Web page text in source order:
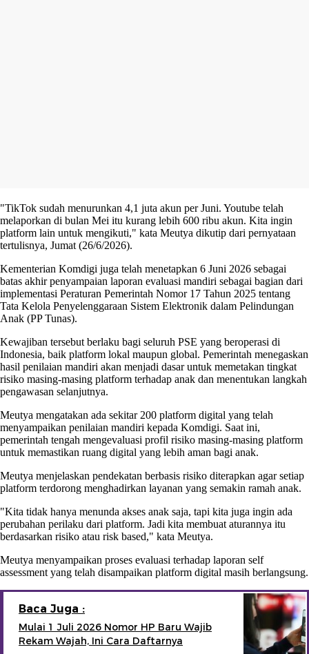
"TikTok sudah menurunkan 4,1 juta akun per Juni. Youtube telah
melaporkan di bulan Mei itu kurang lebih 600 ribu akun. Kita ingin
platform lain untuk mengikuti," kata Meutya dikutip dari pernyataan
tertulisnya, Jumat (26/6/2026).
Kementerian Komdigi juga telah menetapkan 6 Juni 2026 sebagai
batas akhir penyampaian laporan evaluasi mandiri sebagai bagian dari
implementasi Peraturan Pemerintah Nomor 17 Tahun 2025 tentang
Tata Kelola Penyelenggaraan Sistem Elektronik dalam Pelindungan
Anak (PP Tunas).
Kewajiban tersebut berlaku bagi seluruh PSE yang beroperasi di
Indonesia, baik platform lokal maupun global. Pemerintah menegaskan
hasil penilaian mandiri akan menjadi dasar untuk memetakan tingkat
risiko masing-masing platform terhadap anak dan menentukan langkah
pengawasan selanjutnya.
Meutya mengatakan ada sekitar 200 platform digital yang telah
menyampaikan penilaian mandiri kepada Komdigi. Saat ini,
pemerintah tengah mengevaluasi profil risiko masing-masing platform
untuk memastikan ruang digital yang lebih aman bagi anak.
Meutya menjelaskan pendekatan berbasis risiko diterapkan agar setiap
platform terdorong menghadirkan layanan yang semakin ramah anak.
"Kita tidak hanya menunda akses anak saja, tapi kita juga ingin ada
perubahan perilaku dari platform. Jadi kita membuat aturannya itu
berdasarkan risiko atau risk based," kata Meutya.
Meutya menyampaikan proses evaluasi terhadap laporan self
assessment yang telah disampaikan platform digital masih berlangsung.
Baca Juga :
Mulai 1 Juli 2026 Nomor HP Baru Wajib
Rekam Wajah, Ini Cara Daftarnya